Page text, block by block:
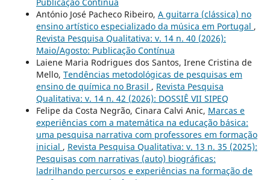
António José Pacheco Ribeiro, A guitarra (clássica) no
ensino artístico especializado da música em Portugal ,
Revista Pesquisa Qualitativa: v. 14 n. 40 (2026):
Maio/Agosto: Publicação Contínua
Laiene Maria Rodrigues dos Santos, Irene Cristina de
Mello, Tendências metodológicas de pesquisas em
ensino de química no Brasil , Revista Pesquisa
Qualitativa: v. 14 n. 42 (2026): DOSSIÊ VII SIPEQ
Felipe da Costa Negrão, Cinara Calvi Anic, Marcas e
experiências com a matemática na educação básica:
uma pesquisa narrativa com professores em formação
inicial , Revista Pesquisa Qualitativa: v. 13 n. 35 (2025):
Pesquisas com narrativas (auto) biográficas:
ladrilhando percursos e experiências na formação de